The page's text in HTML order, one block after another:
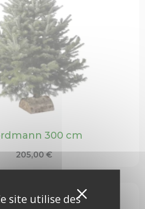
site utilise desX
300 cm
205,00 €